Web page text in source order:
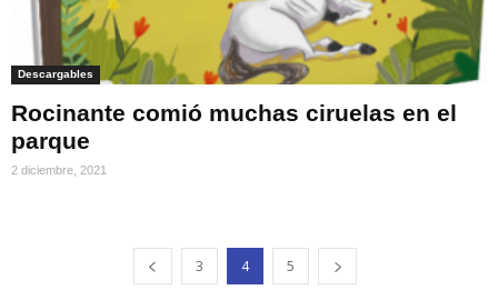
Descargables
Rocinante comió muchas ciruelas en el
parque
2 diciembre, 2021
3 4 5